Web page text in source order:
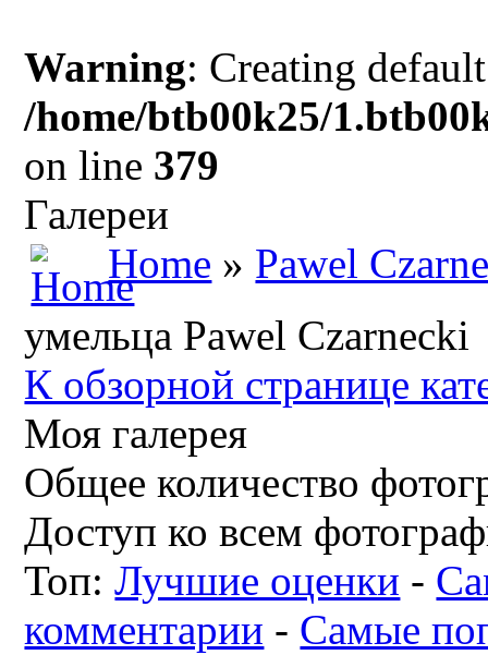
Warning: Creating
/home/btb00k25/
on line 379
Галереи
Home » Pawel
умельца Pawel Czarnecki
К обзорной странице
Моя галерея
Общее количество
Доступ ко всем
Топ:Лучшие оценки -
комментарии - Самые